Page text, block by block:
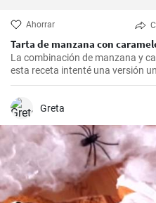
Ahorrar
Tarta de manzana con
La combinación de manzana y
esta receta intenté una versión
Masa crujiente, una buena
complementada con caramelo de
Greta